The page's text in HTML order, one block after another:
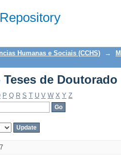
Teses de
Humanas e Sociais (CCHS) →
Teses de
P Q R S T U V W X Y Z